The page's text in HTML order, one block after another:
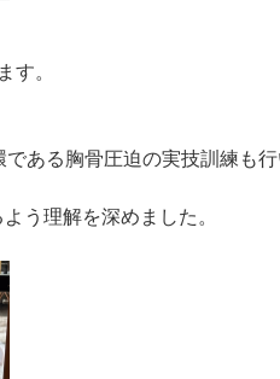
す。
ある胸骨圧迫の実技訓練も
う理解を深めました。